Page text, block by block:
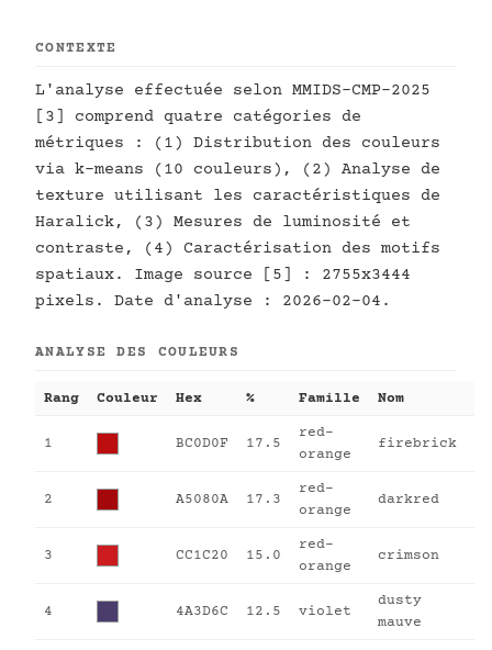
CONTEXTE
L'analyse effectuée selon MMIDS-CMP-2025
[3] comprend quatre catégories de
métriques : (1) Distribution des couleurs
via k-means (10 couleurs), (2) Analyse de
texture utilisant les caractéristiques de
Haralick, (3) Mesures de luminosité et
contraste, (4) Caractérisation des motifs
spatiaux. Image source [5] : 2755x3444
pixels. Date d'analyse : 2026-02-04.
ANALYSE DES COULEURS
Rang Couleur Hex % Famille Nom
1 BC0D0F 17.5
red-
orange
firebrick
2 A5080A 17.3
red-
orange
darkred
3 CC1C20 15.0
red-
orange
crimson
4 4A3D6C 12.5 violet
dusty
mauve